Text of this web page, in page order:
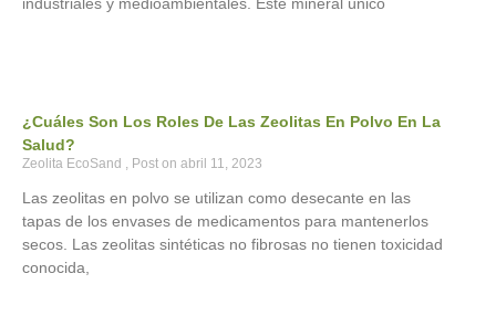
¿Cuáles Son Los Roles De Las Zeolitas En Polvo En La
Salud?
Zeolita EcoSand abril 11, 2023
Las zeolitas en polvo se utilizan como desecante en las
tapas de los envases de medicamentos para mantenerlos
secos. Las zeolitas sintéticas no fibrosas no tienen toxicidad
conocida,